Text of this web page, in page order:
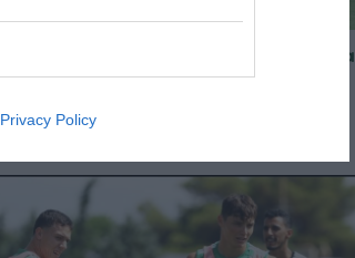
Privacy Policy
Η ευρωπαϊκή λίστα για τα παιχνίδια
με την ΤΣΣΚΑ 1948
05/08/2026